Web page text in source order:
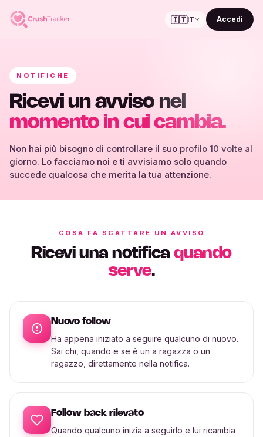
🇮🇹IT Accedi
NOTIFICHE
Ricevi un avviso nel
momento in cui cambia.
Non hai più bisogno di controllare il suo profilo 10 volte al
giorno. Lo facciamo noi e ti avvisiamo solo quando
succede qualcosa che merita la tua attenzione.
COSA FA SCATTARE UN AVVISO
Ricevi una notificaquando
serve.
Nuovo follow
Ha appena iniziato a seguire qualcuno di nuovo.
Sai chi, quando e se è un a ragazza o un
ragazzo, direttamente nella notifica.
Follow back rilevato
Quando qualcuno inizia a seguirlo e lui ricambia